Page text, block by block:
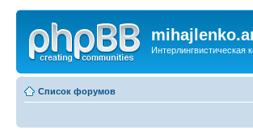
Интерлингвистическая
Список форумов